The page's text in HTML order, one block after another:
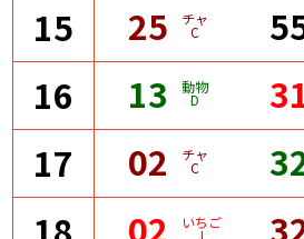
15 25 チャ
C
16 13 動物
D
17 02 チャ
C
02 いちご
I